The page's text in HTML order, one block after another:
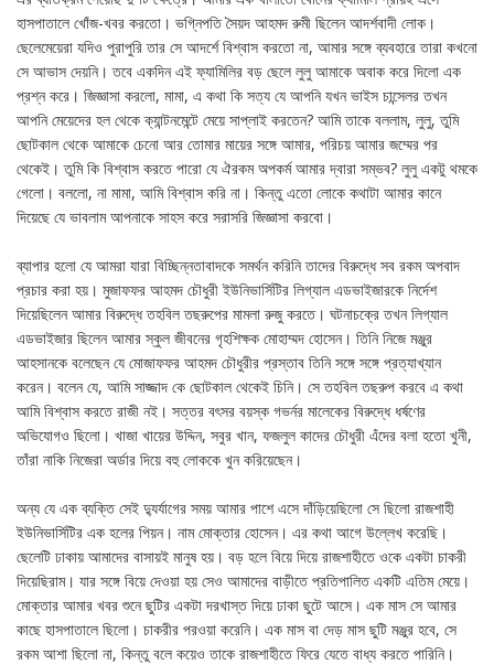
হাসপাতালে খোঁজ-খবর করতো। ভগ্নিপতি সৈয়দ আহমদ রুমী ছিলেন আদর্শবাদী লোক।
ছেলেমেয়েরা যদিও পুরাপুরি তার সে আদর্শে বিশ্বাস করতো না, আমার সঙ্গে ব্যবহারে তারা কখনো
সে আভাস দেয়নি। তবে একদিন এই ফ্যামিলির বড় ছেলে লুলু আমাকে অবাক করে দিলো এক
প্রশ্ন করে। জিজ্ঞাসা করলো, মামা, এ কথা কি সত্য যে আপনি যখন ভাইস চান্সেলর তখন
আপনি মেয়েদের হল থেকে ক্যান্টনমেন্টে মেয়ে সাপ্লাই করতেন? আমি তাকে বললাম, লুলু, তুমি
ছোটকাল থেকে আমাকে চেনো আর তোমার মায়ের সঙ্গে আমার, পরিচয় আমার জম্মের পর
থেকেই। তুমি কি বিশ্বাস করতে পারো যে ঐরকম অপকর্ম আমার দ্বারা সম্ভব? লুলু একটু থমকে
গেলো। বললো, না মামা, আমি বিশ্বাস করি না। কিন্তু এতো লোকে কথাটা আমার কানে
দিয়েছে যে ভাবলাম আপনাকে সাহস করে সরাসরি জিজ্ঞাসা করবো।
ব্যাপার হলো যে আমরা যারা বিচ্ছিন্নতাবাদকে সমর্থন করিনি তাদের বিরুদ্ধে সব রকম অপবাদ
প্রচার করা হয়। মুজাফফর আহমদ চৌধুরী ইউনিভার্সিটির লিগ্যাল এডভাইজারকে নির্দেশ
দিয়েছিলেন আমার বিরুদ্ধে তহবিল তছরুপের মামলা রুজু করতে। ঘটনাচক্রে তখন লিগ্যাল
এডভাইজার ছিলেন আমার স্কুল জীবনের গৃহশিক্ষক মোহাম্মদ হোসেন। তিনি নিজে মঞ্জুর
আহসানকে বলেছেন যে মোজাফফর আহমদ চৌধুরীর প্রস্তাব তিনি সঙ্গে সঙ্গে প্রত্যাখ্যান
করেন। বলেন যে, আমি সাজ্জাদ কে ছোটকাল থেকেই চিনি। সে তহবিল তছরুপ করবে এ কথা
আমি বিশ্বাস করতে রাজী নই। সত্তর বৎসর বয়স্ক গভর্নর মালেকের বিরুদ্ধে ধর্ষণের
অভিযোগও ছিলো। খাজা খায়ের উদ্দিন, সবুর খান, ফজলুল কাদের চৌধুরী এঁদের বলা হতো খুনী,
তাঁরা নাকি নিজেরা অর্ডার দিয়ে বহু লোককে খুন করিয়েছেন।
অন্য যে এক ব্যক্তি সেই দ্যুর্যাগের সময় আমার পাশে এসে দাঁড়িয়েছিলো সে ছিলো রাজশাহী
ইউনিভার্সিটির এক হলের পিয়ন। নাম মোক্তার হোসেন। এর কথা আগে উল্লেখ করেছি।
ছেলেটি ঢাকায় আমাদের বাসায়ই মানুষ হয়। বড় হলে বিয়ে দিয়ে রাজশাহীতে ওকে একটা চাকরী
দিয়েছিরাম। যার সঙ্গে বিয়ে দেওয়া হয় সেও আমাদের বাড়ীতে প্রতিপালিত একটি এতিম মেয়ে।
মোক্তার আমার খবর শুনে ছুটির একটা দরখাস্ত দিয়ে ঢাকা ছুটে আসে। এক মাস সে আমার
কাছে হাসপাতালে ছিলো। চাকরীর পরওয়া করেনি। এক মাস বা দেড় মাস ছুটি মঞ্জুর হবে, সে
রকম আশা ছিলো না, কিন্তু বলে কয়েও তাকে রাজশাহীতে ফিরে যেতে বাধ্য করতে পারিনি।